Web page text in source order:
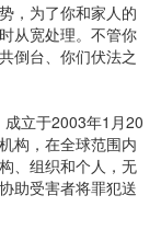
，为了你和家人的
从宽处理。不管你
倒台、你们伏法之
成立于2003年1月20
构，在全球范围内
、组织和个人，无
助受害者将罪犯送